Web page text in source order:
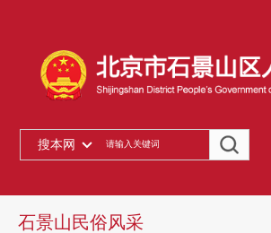
搜本网
石景山民俗风采